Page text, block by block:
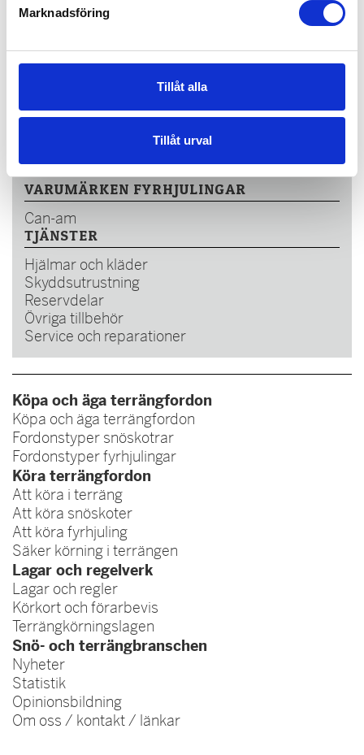
Marknadsföring
Tillåt alla
Tillåt urval
93332 Arvidsjaur
0960-281919
info@traktor-husvagnsservice.se
https://traktorochhusvagnsservice.se
VARUMÄRKEN - SNÖSKOTER
Ski-Doo
VARUMÄRKEN FYRHJULINGAR
Can-am
TJÄNSTER
Hjälmar och kläder
Skyddsutrustning
Reservdelar
Övriga tillbehör
Service och reparationer
Köpa och äga terrängfordon
Köpa och äga terrängfordon
Fordonstyper snöskotrar
Fordonstyper fyrhjulingar
Köra terrängfordon
Att köra i terräng
Att köra snöskoter
Att köra fyrhjuling
Säker körning i terrängen
Lagar och regelverk
Lagar och regler
Körkort och förarbevis
Terrängkörningslagen
Snö- och terrängbranschen
Nyheter
Statistik
Opinionsbildning
Om oss / kontakt / länkar